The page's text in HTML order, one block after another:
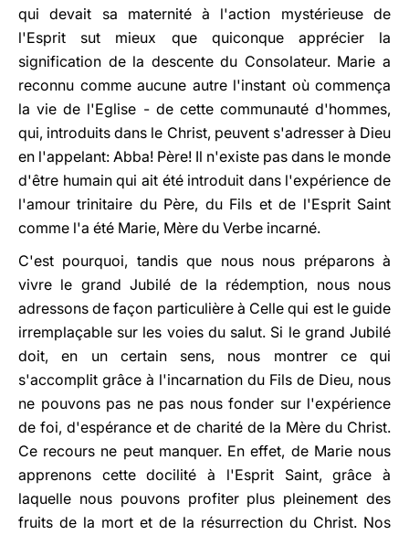
qui devait sa maternité à l'action mystérieuse de
l'Esprit sut mieux que quiconque apprécier la
signification de la descente du Consolateur. Marie a
reconnu comme aucune autre l'instant où commença
la vie de l'Eglise - de cette communauté d'hommes,
qui, introduits dans le Christ, peuvent s'adresser à Dieu
en l'appelant: Abba! Père! Il n'existe pas dans le monde
d'être humain qui ait été introduit dans l'expérience de
l'amour trinitaire du Père, du Fils et de l'Esprit Saint
comme l'a été Marie, Mère du Verbe incarné.
C'est pourquoi, tandis que nous nous préparons à
vivre le grand Jubilé de la rédemption, nous nous
adressons de façon particulière à Celle qui est le guide
irremplaçable sur les voies du salut. Si le grand Jubilé
doit, en un certain sens, nous montrer ce qui
s'accomplit grâce à l'incarnation du Fils de Dieu, nous
ne pouvons pas ne pas nous fonder sur l'expérience
de foi, d'espérance et de charité de la Mère du Christ.
Ce recours ne peut manquer. En effet, de Marie nous
apprenons cette docilité à l'Esprit Saint, grâce à
laquelle nous pouvons profiter plus pleinement des
fruits de la mort et de la résurrection du Christ. Nos